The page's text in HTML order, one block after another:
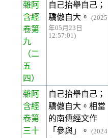
雜阿
含經
卷第
九
（二
五
四）
自己抬舉自己；
驕傲自大。
(2025
年05月23日
12:57:01)
雜阿
含經
卷第
三十
自己抬舉自己；
驕傲自大。相當
的南傳經文作
「參與」。
(2024